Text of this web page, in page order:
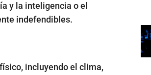
y la inteligencia o el
indefendibles.
incluyendo el clima,